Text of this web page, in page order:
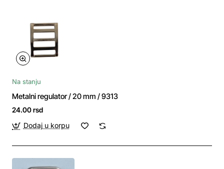
Na stanju
Metalni regulator / 20 mm / 9313
24.00 rsd
Dodaj u korpu